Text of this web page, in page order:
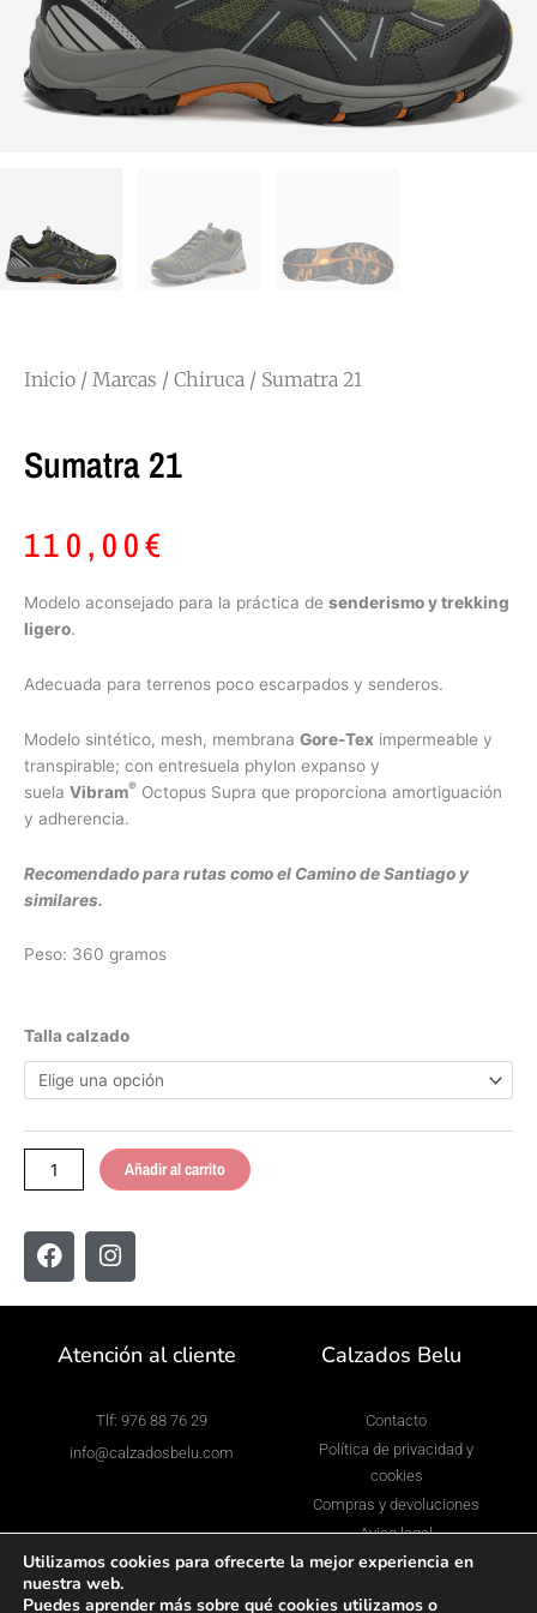
Inicio / Marcas / Chiruca / Sumatra 21
Sumatra 21
110,00€
Modelo aconsejado para la práctica de senderismo y trekking
ligero.
Adecuada para terrenos poco escarpados y senderos.
Modelo sintético, mesh, membrana Gore-Tex impermeable y
transpirable; con entresuela phylon expanso y
suela Vibram® Octopus Supra que proporciona amortiguación
y adherencia.
Recomendado para rutas como el Camino de Santiago y
similares.
Peso: 360 gramos
Talla calzado
Sumatra
21
cantidad
Añadir al carrito
F
a
b
o
I
n
a
g
a
m
Atención al cliente
Tlf: 976 88 76 29
info@calzadosbelu.com
Calzados Belu
Contacto
Política de privacidad y
cookies
Compras y devoluciones
Aviso legal
Utilizamos cookies para ofrecerte la mejor experiencia en
nuestra web.
Puedes aprender más sobre qué cookies utilizamos o